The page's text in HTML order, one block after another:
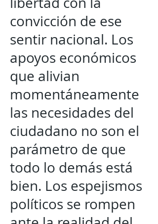
convicción de ese
sentir nacional. Los
apoyos económicos
que alivian
momentáneamente
las necesidades del
ciudadano no son el
parámetro de que
todo lo demás está
bien. Los espejismos
políticos se rompen